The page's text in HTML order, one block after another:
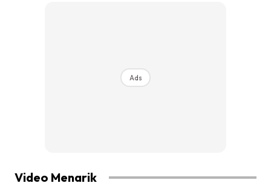
Ads
Video Menarik